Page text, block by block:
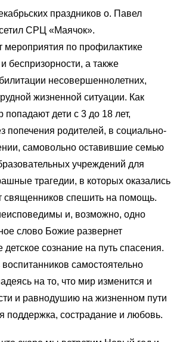
праздников о. Павел
СРЦ «Маячок».
мероприятия по профилактике
беспризорности, а также
несовершеннолетних,
жизненной ситуации. Как
попадают дети с 3 до 18 лет,
попечения родителей, в социально-
самовольно оставившие семью
учреждений для
трагедии, в которых оказались
священников спешить на помощь.
и, возможно, одно
слово Божие развернет
сознание на путь спасения.
воспитанников самостоятельно
на то, что мир изменится и
и равнодушию на жизненном пути
поддержка, сострадание и любовь.